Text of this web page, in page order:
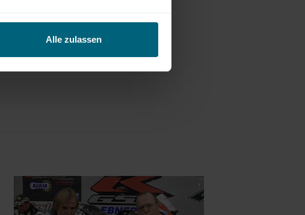
Alle zulassen